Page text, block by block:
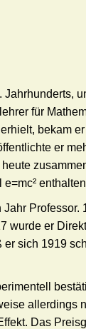
für
bekam
er
Professor.
wurde er
er sich 1919
allerdings
Das